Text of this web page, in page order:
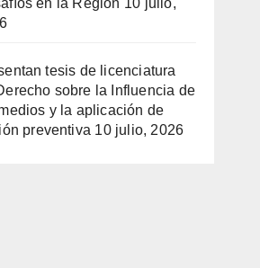
en la Región 10 julio,
tesis de licenciatura
sobre la Influencia de
y la aplicación de
preventiva 10 julio, 2026